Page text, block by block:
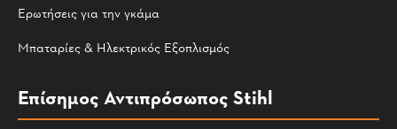
Ερωτήσεις για την γκάμα
Μπαταρίες & Ηλεκτρικός Εξοπλισμός
Επίσημος Αντιπρόσωπος Stihl